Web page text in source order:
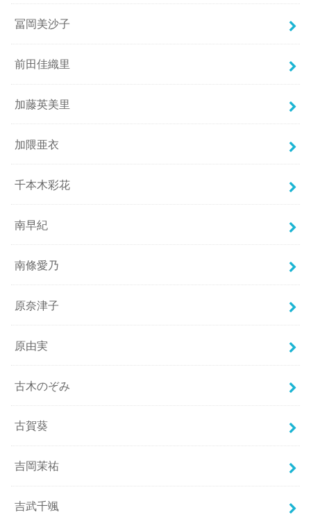
冨岡美沙子
前田佳織里
加藤英美里
加隈亜衣
千本木彩花
南早紀
南條愛乃
原奈津子
原由実
古木のぞみ
古賀葵
吉岡茉祐
吉武千颯